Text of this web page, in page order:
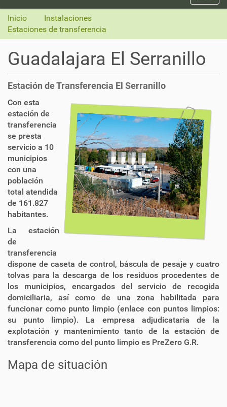
v
Inicio
Instalaciones
Estaciones de transferencia
Guadalajara El Serranillo
Estación de Transferencia El Serranillo
Con esta
estación de
transferencia
se presta
servicio a 10
municipios
con una
población
total atendida
de 161.827
habitantes.
La estación
de
transferencia
dispone de caseta de control, báscula de pesaje y cuatro
tolvas para la descarga de los residuos procedentes de
los municipios, encargados del servicio de recogida
domiciliaria, así como de una zona habilitada para
funcionar como punto limpio (enlace con puntos limpios:
su punto limpio). La empresa adjudicataria de la
explotación y mantenimiento tanto de la estación de
transferencia como del punto limpio es PreZero G.R.
Mapa de situación